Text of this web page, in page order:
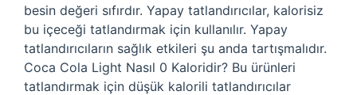
besin değeri sıfırdır. Yapay tatlandırıcılar, kalorisiz
bu içeceği tatlandırmak için kullanılır. Yapay
tatlandırıcıların sağlık etkileri şu anda tartışmalıdır.
Coca Cola Light Nasıl 0 Kaloridir? Bu ürünleri
tatlandırmak için düşük kalorili tatlandırıcılar